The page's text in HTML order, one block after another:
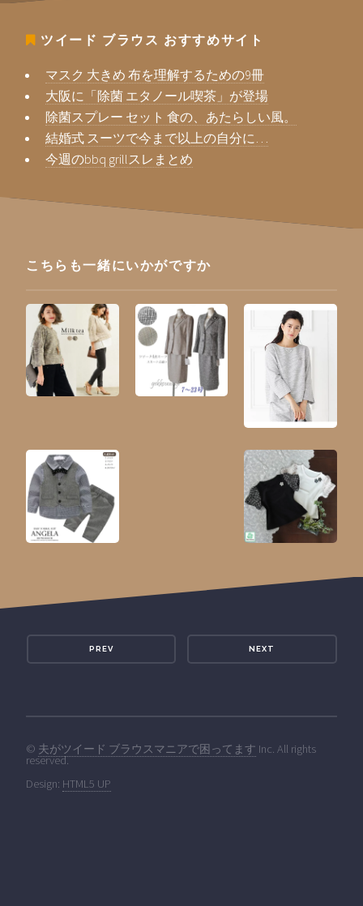
ツイード ブラウス おすすめサイト
マスク 大きめ 布を理解するための9冊
大阪に「除菌 エタノール喫茶」が登場
除菌スプレー セット 食の、あたらしい風。
結婚式 スーツで今まで以上の自分に…
今週のbbq grillスレまとめ
こちらも一緒にいかがですか
PREV NEXT
© 夫がツイード ブラウスマニアで困ってます Inc. All rights
reserved.
Design: HTML5 UP